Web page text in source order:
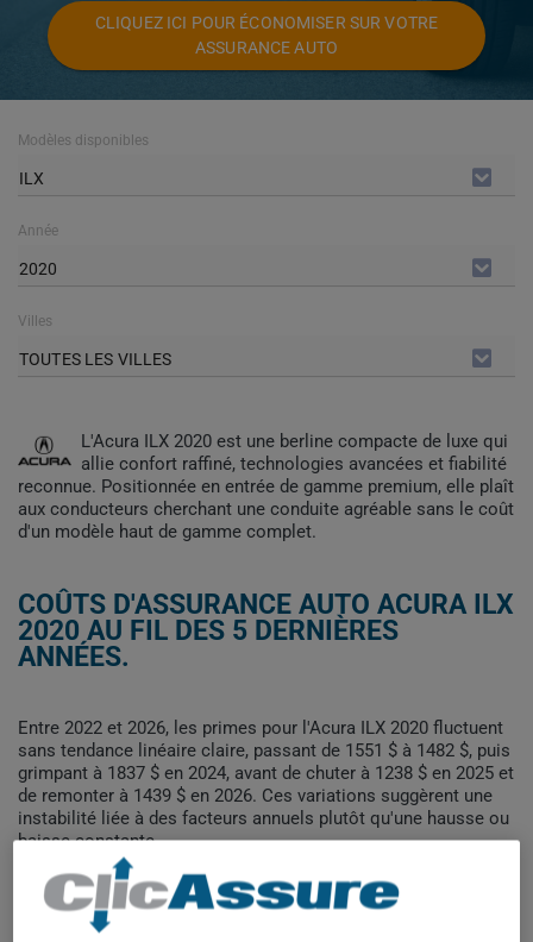
CLIQUEZ ICI POUR ÉCONOMISER SUR VOTRE
ASSURANCE AUTO
Modèles disponibles
ILX
Année
2020
Villes
TOUTES LES VILLES
L'Acura ILX 2020 est une berline compacte de luxe qui
allie confort raffiné, technologies avancées et fiabilité
reconnue. Positionnée en entrée de gamme premium, elle plaît
aux conducteurs cherchant une conduite agréable sans le coût
d'un modèle haut de gamme complet.
COÛTS D'ASSURANCE AUTO ACURA ILX
2020 AU FIL DES 5 DERNIÈRES
ANNÉES.
Entre 2022 et 2026, les primes pour l'Acura ILX 2020 fluctuent
sans tendance linéaire claire, passant de 1551 $ à 1482 $, puis
grimpant à 1837 $ en 2024, avant de chuter à 1238 $ en 2025 et
de remonter à 1439 $ en 2026. Ces variations suggèrent une
instabilité liée à des facteurs annuels plutôt qu'une hausse ou
baisse constante.
Pour trouver la meilleur assurance pour votre véhicule ACURA
ILX 2020, il est plus important que jamais de comparer les
options disponibles.